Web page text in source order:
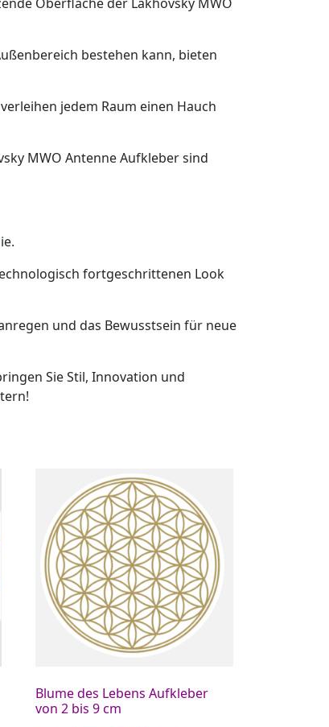
bestehen kann, bieten
jedem Raum einen Hauch
MWO Antenne Aufkleber sind
fortgeschrittenen Look
und das Bewusstsein für neue
Sie Stil, Innovation und
Blume des Lebens Aufkleber
von 2 bis 9 cm